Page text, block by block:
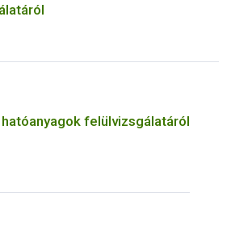
felülvizsgálatáról